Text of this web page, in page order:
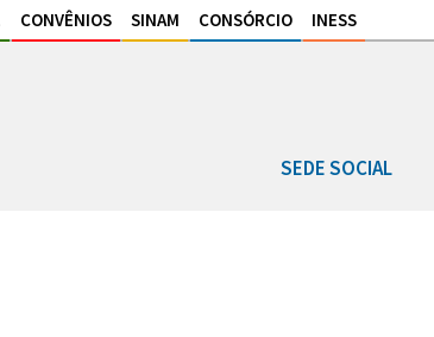
CONVÊNIOS SINAM CONSÓRCIO INESS
SEDE SOCIAL